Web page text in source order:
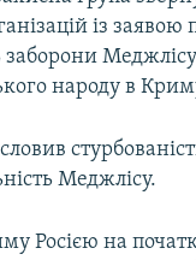
із заявою
заборони Меджлісу
народу в
Меджлісу.
Росією на